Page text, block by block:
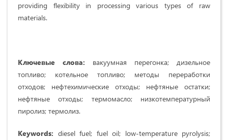
providing flexibility in processing various types of raw
materials.
Ключевые слова: вакуумная перегонка; дизельное
топливо; котельное топливо; методы переработки
отходов; нефтехимические отходы; нефтяные остатки;
нефтяные отходы; термомасло; низкотемпературный
пиролиз; термолиз.
Keywords: diesel fuel; fuel oil; low-temperature pyrolysis;